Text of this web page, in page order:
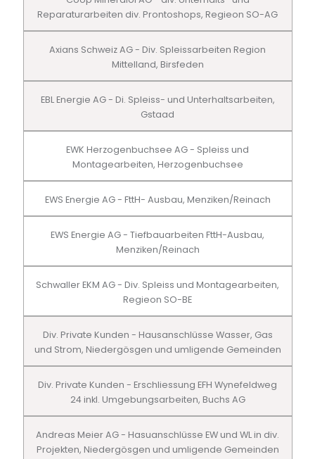
Reparaturarbeiten div. Prontoshops, Regieon SO-AG
Axians Schweiz AG - Div. Spleissarbeiten Region
Mittelland, Birsfeden
EBL Energie AG - Di. Spleiss- und Unterhaltsarbeiten,
Gstaad
EWK Herzogenbuchsee AG - Spleiss und
Montagearbeiten, Herzogenbuchsee
EWS Energie AG - FttH- Ausbau, Menziken/Reinach
EWS Energie AG - Tiefbauarbeiten FttH-Ausbau,
Menziken/Reinach
Schwaller EKM AG - Div. Spleiss und Montagearbeiten,
Regieon SO-BE
Div. Private Kunden - Hausanschlüsse Wasser, Gas
und Strom, Niedergösgen und umligende Gemeinden
Div. Private Kunden - Erschliessung EFH Wynefeldweg
24 inkl. Umgebungsarbeiten, Buchs AG
Andreas Meier AG - Hasuanschlüsse EW und WL in div.
Projekten, Niedergösgen und umligende Gemeinden